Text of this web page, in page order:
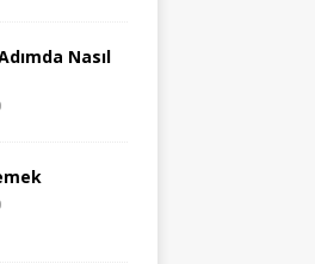
Nasıl